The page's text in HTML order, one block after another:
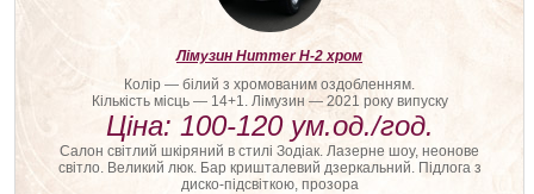
Лімузин Hummer H-2 хром
Колір — білий з хромованим оздобленням.
Кількість місць — 14+1. Лімузин — 2021 року випуску
Ціна: 100-120 ум.од./год.
Салон світлий шкіряний в стилі Зодіак. Лазерне шоу, неонове
світло. Великий люк. Бар кришталевий дзеркальний. Підлога з
диско-підсвіткою, прозора